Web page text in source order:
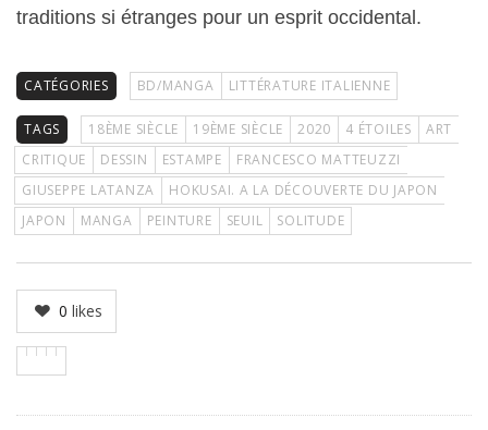
traditions si étranges pour un esprit occidental.
CATÉGORIES BD/MANGA LITTÉRATURE ITALIENNE
TAGS 18ÈME SIÈCLE 19ÈME SIÈCLE 2020 4 ÉTOILES
ART
CRITIQUE
DESSIN ESTAMPE
FRANCESCO MATTEUZZI
GIUSEPPE LATANZA
HOKUSAI. A LA DÉCOUVERTE DU JAPON
JAPON
MANGA PEINTURE SEUIL SOLITUDE
0 likes